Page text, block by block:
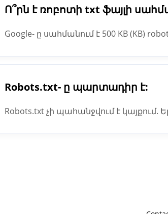
Ո՞րն է ռոբոտի txt ֆայլի
Google- ը սահմանում է 500 KB (KB)
Robots.txt- ը պարտադիր է:
Robots.txt չի պահանջվում է կայքում.